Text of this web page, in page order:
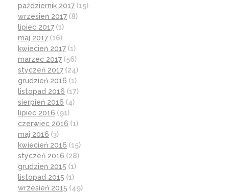
październik 2017 (15)
wrzesień 2017 (8)
lipiec 2017 (1)
maj 2017 (16)
kwiecień 2017 (1)
marzec 2017 (56)
styczeń 2017 (24)
grudzień 2016 (1)
listopad 2016 (17)
sierpień 2016 (4)
lipiec 2016 (91)
czerwiec 2016 (1)
maj 2016 (3)
kwiecień 2016 (15)
styczeń 2016 (28)
grudzień 2015 (1)
listopad 2015 (1)
wrzesień 2015 (49)